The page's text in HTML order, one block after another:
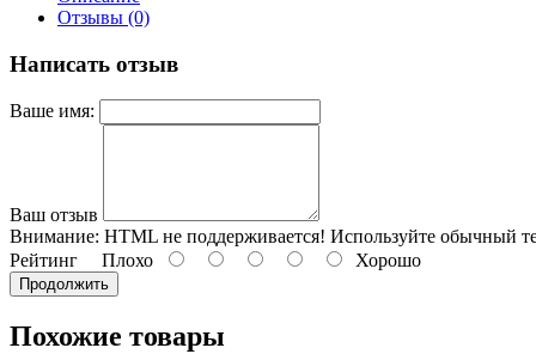
Отзывы (0)
Написать отзыв
Ваше имя:
Ваш отзыв
Внимание: HTML не поддерживается! Используйте обычный
Рейтинг Плохо Хорошо
Продолжить
Похожие товары